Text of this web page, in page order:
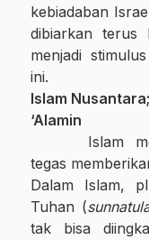
kebiadaban
dibiarkan terus
menjadi
ini.
Islam
‘Alamin
Islam
tegas
Dalam Islam,
Tuhan (
tak bisa